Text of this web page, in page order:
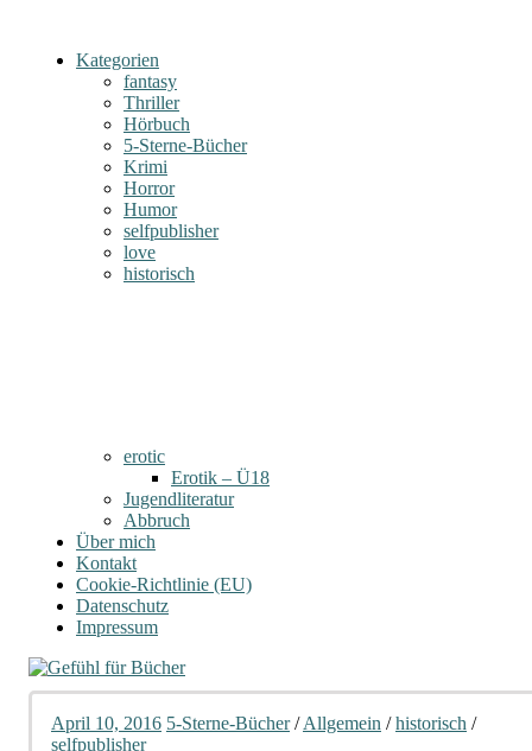
Kategorien
fantasy
Thriller
Hörbuch
5-Sterne-Bücher
Krimi
Horror
Humor
selfpublisher
love
historisch
erotic
Erotik – Ü18
Jugendliteratur
Abbruch
Über mich
Kontakt
Cookie-Richtlinie (EU)
Datenschutz
Impressum
April 10, 2016 5-Sterne-Bücher/Allgemein /historisch /
selfpublisher